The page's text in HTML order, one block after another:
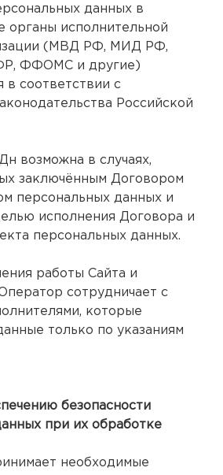
данных в
органы исполнительной
(МВД РФ, МИД РФ,
ФФОМС и другие)
в соответствии с
Российской
возможна в случаях,
заключённым Договором
персональных данных и
исполнения Договора и
персональных данных.
работы Сайта и
сотрудничает с
которые
только по указаниям
безопасности
при их обработке
необходимые